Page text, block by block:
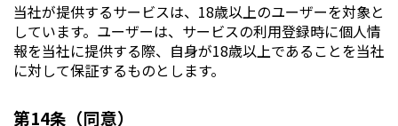
当社が提供するサービスは、18歳以上のユーザーを対象と
しています。ユーザーは、サービスの利用登録時に個人情
報を当社に提供する際、自身が18歳以上であることを当社
に対して保証するものとします。
第14条（同意）